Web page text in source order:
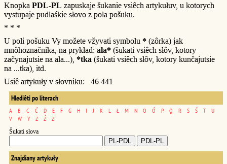
Knopka PDL-PL zapuskaje šukanie vsiêch artykułuv, u kotorych
vystupaje pudlaśkie słovo z pola pošuku.
* * *
U poli pošuku Vy možete vžyvati symbolu * (zôrka) jak
mnôhoznačnika, na prykład: ala* (šukati vsiêch słôv, kotory
začynajutsie na ala...), *tka (šukati vsiêch słôv, kotory kunčajutsie
na ...tka), itd.
Usiê artykuły v słovniku: 46 441
Hlediêti po literach
A B C Ć D E F G H I J K L Ł M N O Ó P Q R S Ś T
U
V
W Y Z Ź Ż
Šukati słova
Znajdiany artykuły